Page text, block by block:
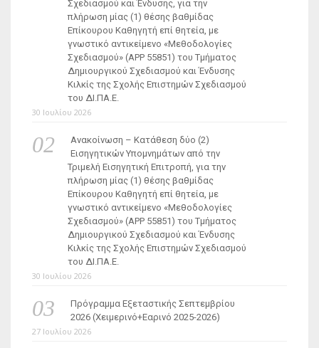
Σχεδιασμού και Ένδυσης, για την
πλήρωση μίας (1) θέσης βαθμίδας
Επίκουρου Καθηγητή επί θητεία, με
γνωστικό αντικείμενο «Μεθοδολογίες
Σχεδιασμού» (ΑΡΡ 55851) του Τμήματος
Δημιουργικού Σχεδιασμού και Ένδυσης
Κιλκίς της Σχολής Επιστημών Σχεδιασμού
του ΔΙ.ΠΑ.Ε.
30 Ιουλίου 2026
Ανακοίνωση – Κατάθεση δύο (2)
Εισηγητικών Υπομνημάτων από την
Τριμελή Εισηγητική Επιτροπή, για την
πλήρωση μίας (1) θέσης βαθμίδας
Επίκουρου Καθηγητή επί θητεία, με
γνωστικό αντικείμενο «Μεθοδολογίες
Σχεδιασμού» (ΑΡΡ 55851) του Τμήματος
Δημιουργικού Σχεδιασμού και Ένδυσης
Κιλκίς της Σχολής Επιστημών Σχεδιασμού
του ΔΙ.ΠΑ.Ε.
30 Ιουλίου 2026
Πρόγραμμα Εξεταστικής Σεπτεμβρίου
2026 (Χειμερινό+Εαρινό 2025-2026)
27 Ιουλίου 2026